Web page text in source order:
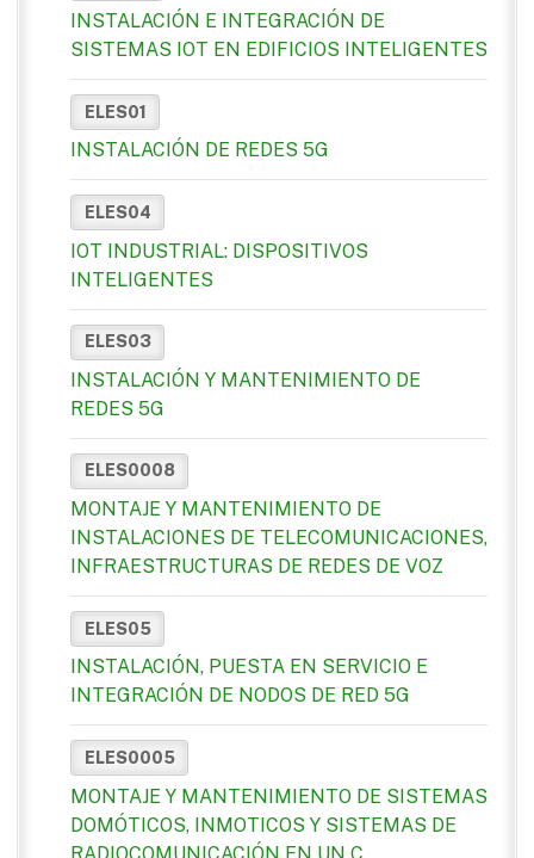
INSTALACIÓN E INTEGRACIÓN DE
SISTEMAS IOT EN EDIFICIOS INTELIGENTES
ELES01
INSTALACIÓN DE REDES 5G
ELES04
IOT INDUSTRIAL: DISPOSITIVOS
INTELIGENTES
ELES03
INSTALACIÓN Y MANTENIMIENTO DE
REDES 5G
ELES0008
MONTAJE Y MANTENIMIENTO DE
INSTALACIONES DE TELECOMUNICACIONES,
INFRAESTRUCTURAS DE REDES DE VOZ
ELES05
INSTALACIÓN, PUESTA EN SERVICIO E
INTEGRACIÓN DE NODOS DE RED 5G
ELES0005
MONTAJE Y MANTENIMIENTO DE SISTEMAS
DOMÓTICOS, INMOTICOS Y SISTEMAS DE